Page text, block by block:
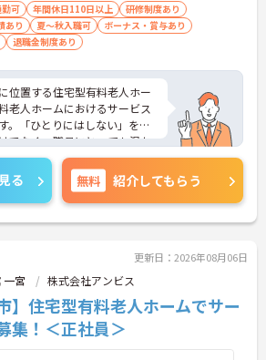
勤可 年間休日110日以上
研修制度あり
あり
夏～秋入職可
ボーナス・賞与あり
退職金制度あり
位置する住宅型有料老人ホー
老人ホームにおけるサービス
。「ひとりにはしない」をモ
でなく、職員にとっても温か
目指しています。
寄り添ってサービスを提供し
しています。サービス提供責
ートされた方も多数いらっし
ますのでお気軽にご相談くだ
る 無料 紹介してもらう
更新日：2026年08月06日
一宮 株式会社アンビス
】住宅型有料老人ホームでサー
集！＜正社員＞